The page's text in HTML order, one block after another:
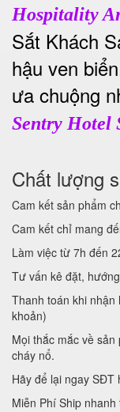
Hospitality
Sắt Khách
hậu ven
ưa chuộng
Sentry Hotel
Chất lượng
Cam kết sản phẩm
Cam kết chỉ mang
Làm việc từ 7h đến
Tư vấn kê đặt,
Thanh toán khi
khoản)
Mọi thắc mắc về
cháy nổ.
Hãy để lại ngay SĐT
Miễn Phí Ship